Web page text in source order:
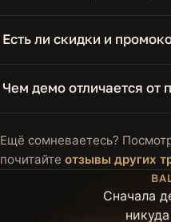
Есть ли скидки и
Чем демо отличается от
Ещё сомневаетесь?
почитайте отзывы других
Сначала